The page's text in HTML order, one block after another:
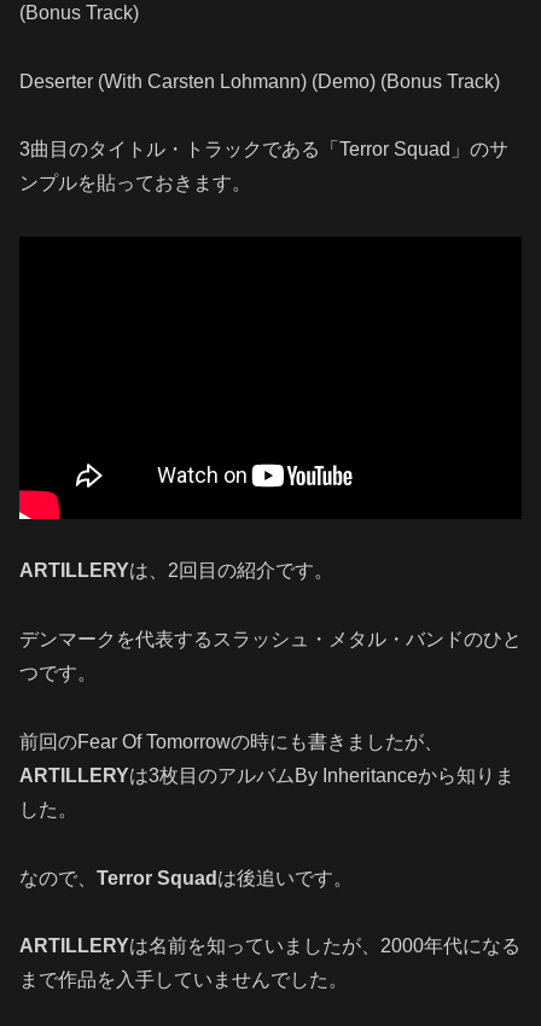
(Bonus Track)
Deserter (With Carsten Lohmann) (Demo) (Bonus Track)
3曲目のタイトル・トラックである「Terror Squad」のサ
ンプルを貼っておきます。
ARTILLERYは、2回目の紹介です。
デンマークを代表するスラッシュ・メタル・バンドのひと
つです。
前回のFear Of Tomorrowの時にも書きましたが、
ARTILLERYは3枚目のアルバムBy Inheritanceから知りま
した。
なので、 Terror Squad は後追いです。
ARTILLERYは名前を知っていましたが、2000年代になる
まで作品を入手していませんでした。